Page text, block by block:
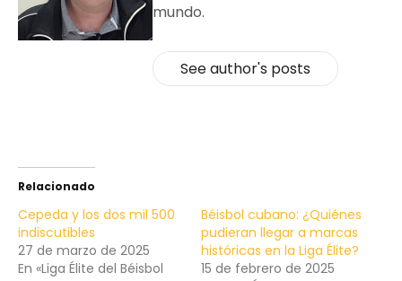
mundo.
See author's posts
Relacionado
Cepeda y los dos mil 500
indiscutibles
27 de marzo de 2025
En «Liga Élite del Béisbol
Béisbol cubano: ¿Quiénes
pudieran llegar a marcas
históricas en la Liga Élite?
15 de febrero de 2025